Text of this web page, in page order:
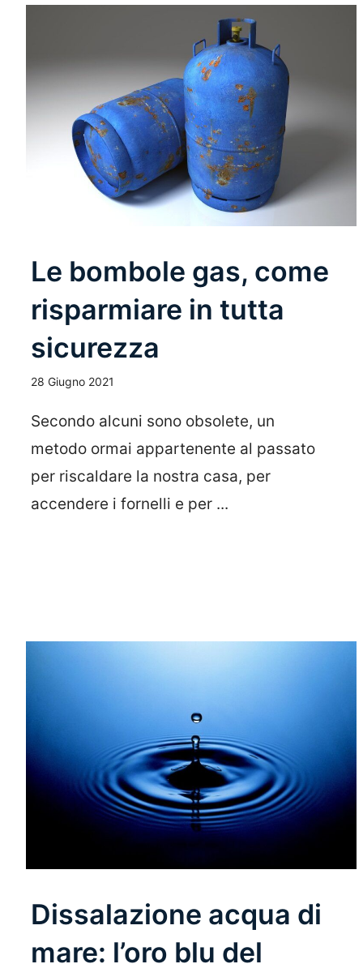
Le bombole gas, come
risparmiare in tutta
sicurezza
28 Giugno 2021
Secondo alcuni sono obsolete, un
metodo ormai appartenente al passato
per riscaldare la nostra casa, per
accendere i fornelli e per ...
Dissalazione acqua di
mare: l’oro blu del